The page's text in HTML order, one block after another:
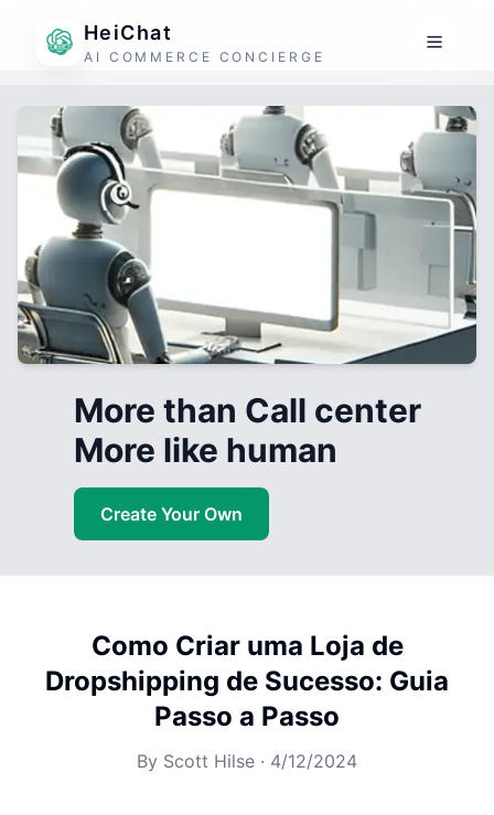
HeiChat
AI COMMERCE CONCIERGE
More than Call center
More like human
Create Your Own
Como Criar uma Loja de
Dropshipping de Sucesso: Guia
Passo a Passo
By Scott Hilse · 4/12/2024